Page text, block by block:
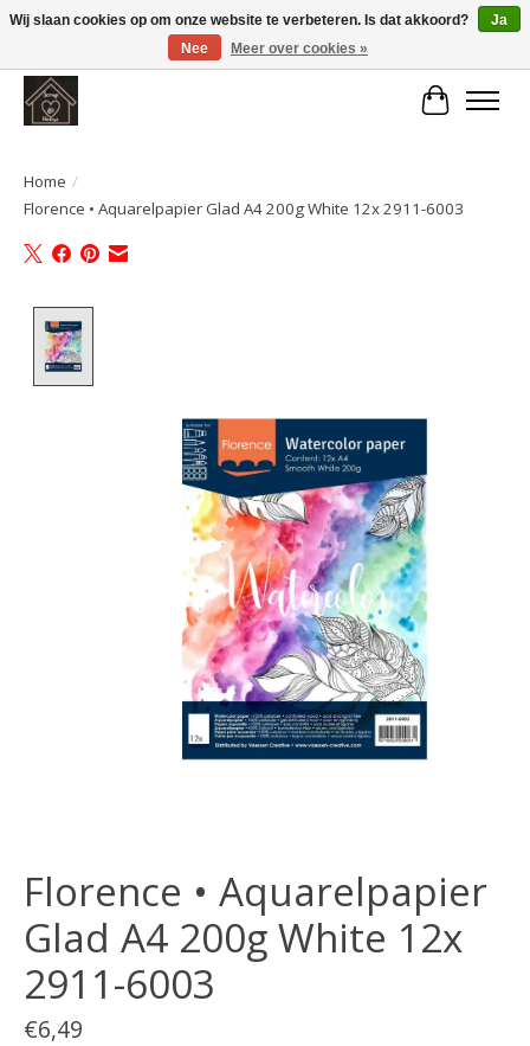
Large selection of products and fast shipping!
Home /
Florence • Aquarelpapier Glad A4 200g White 12x 2911-6003
Florence • Aquarelpapier
Glad A4 200g White 12x
2911-6003
€6,49
Wij slaan cookies op om onze website te verbeteren. Is dat akkoord?
Ja
Nee
Meer over cookies »